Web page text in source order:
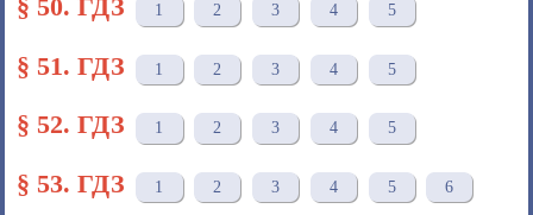
§ 50. ГДЗ 1 2 3 4 5
§ 51. ГДЗ 1 2 3 4 5
§ 52. ГДЗ 1 2 3 4 5
§ 53. ГДЗ 1 2 3 4 5 6